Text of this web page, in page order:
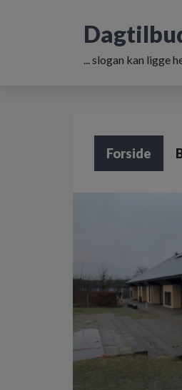
... slogan kan ligge
Forside